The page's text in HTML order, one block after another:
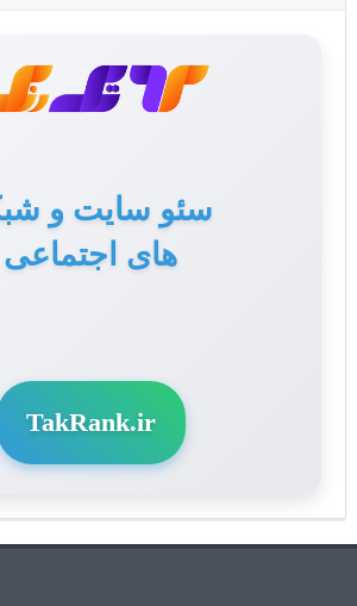
سئو سایت و
های اجتماعی
TakRank.ir